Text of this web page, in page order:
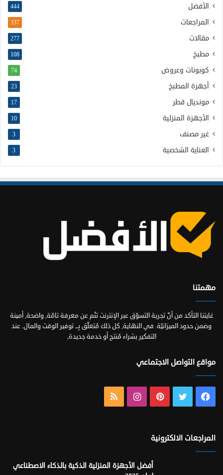
الأفضل 444
المراجعات 337
مقالات 277
مطبخ 108
كوبونات وعروض 74
أجهزة المطبخ 23
مونديال قطر 17
الأجهزة المنزلية 10
غير مصنف 3
العناية الشخصية 3
مهمتنا
غايتنا التأكد من أنّ تجربة التسوّق عبر الإنترنت تنُم عن معرفة تامّة, واضحة, أمينة
وضمن حدود الميزانيّة. في النهاية, كل ذلك مُتعلّق بِـــ توفير الوقت والمال. عند
التفكير بشراء مُنتج أو خدمة جديدة,
مواقع التواصل الاجتماعي
فيسبوك تويتر بينتيريستانستقرام
المراجعات الالكترونية
أفضل الأجهزة المنزلية الذكية بالذكاء الاصطناعي